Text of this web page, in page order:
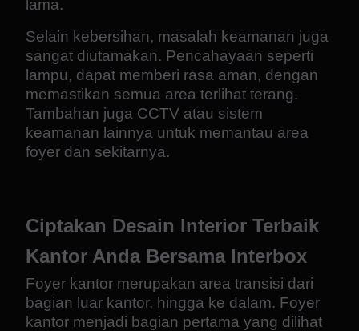
lama.
Selain kebersihan, masalah keamanan juga
sangat diutamakan. Pencahayaan seperti
lampu, dapat memberi rasa aman, dengan
memastikan semua area terlihat terang.
Tambahan juga CCTV atau sistem
keamanan lainnya untuk memantau area
foyer dan sekitarnya.
Ciptakan Desain Interior Terbaik
Kantor Anda Bersama Interbox
Foyer kantor merupakan area transisi dari
bagian luar kantor, hingga ke dalam. Foyer
kantor menjadi bagian pertama yang dilihat